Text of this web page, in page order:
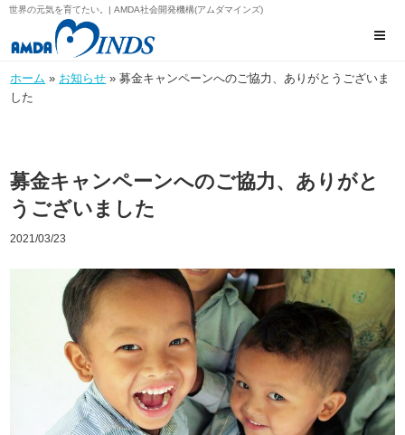
世界の元気を育てたい。| AMDA社会開発機構(アムダマインズ)
ホーム » お知らせ » 募金キャンペーンへのご協力、ありがとうございま
した
募金キャンペーンへのご協力、ありがと
うございました
2021/03/23